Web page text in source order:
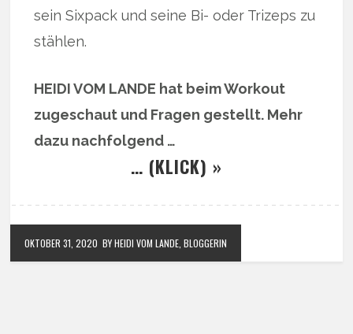
sein Sixpack und seine Bi- oder Trizeps zu
stählen.
HEIDI VOM LANDE hat beim Workout
zugeschaut und Fragen gestellt. Mehr
dazu nachfolgend …
… (KLICK) »
OKTOBER 31, 2020 BY HEIDI VOM LANDE, BLOGGERIN